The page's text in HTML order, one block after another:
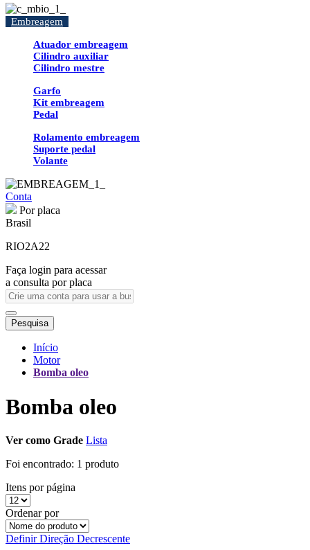
Embreagem
Atuador embreagem
Cilindro auxiliar
Cilindro mestre
Garfo
Kit embreagem
Pedal
Rolamento embreagem
Suporte pedal
Volante
Conta
Por placa
Brasil
RIO2A22
Faça login para acessar
a consulta por placa
Pesquisa
Início
Motor
Bomba oleo
Bomba oleo
Ver como Grade Lista
Foi encontrado: 1 produto
Itens por página
Ordenar por
Definir Direção Decrescente